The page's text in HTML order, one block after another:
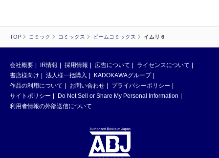
TOP コミック コミックス ビームコミックス イムリ 6
会社概要 IR情報 採用情報 広告について
ライセンスについて
書店様向け
法人様一括購入
KADOKAWAグループ
作品の利用について
お問い合わせ
プライバシーポリシー
サイトポリシー
Do Not Sell or Share My Personal Information
利用者情報の外部送信について